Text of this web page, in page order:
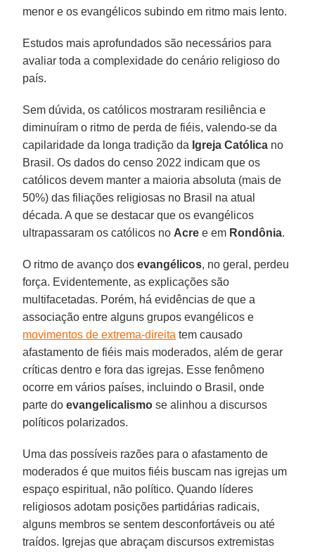
menor e os evangélicos subindo em ritmo mais lento.
Estudos mais aprofundados são necessários para
avaliar toda a complexidade do cenário religioso do
país.
Sem dúvida, os católicos mostraram resiliência e
diminuíram o ritmo de perda de fiéis, valendo-se da
capilaridade da longa tradição da Igreja Católica no
Brasil. Os dados do censo 2022 indicam que os
católicos devem manter a maioria absoluta (mais de
50%) das filiações religiosas no Brasil na atual
década. A que se destacar que os evangélicos
ultrapassaram os católicos no Acre e em Rondônia.
O ritmo de avanço dosevangélicos, no geral, perdeu
força. Evidentemente, as explicações são
multifacetadas. Porém, há evidências de que a
associação entre alguns grupos evangélicos e
movimentos de extrema-direita tem causado
afastamento de fiéis mais moderados, além de gerar
críticas dentro e fora das igrejas. Esse fenômeno
ocorre em vários países, incluindo o Brasil, onde
parte doevangelicalismo se alinhou a discursos
políticos polarizados.
Uma das possíveis razões para o afastamento de
moderados é que muitos fiéis buscam nas igrejas um
espaço espiritual, não político. Quando líderes
religiosos adotam posições partidárias radicais,
alguns membros se sentem desconfortáveis ou até
traídos. Igrejas que abraçam discursos extremistas